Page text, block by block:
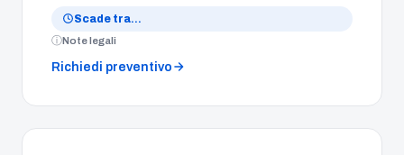
Scade tra…
Note legali
Richiedi preventivo